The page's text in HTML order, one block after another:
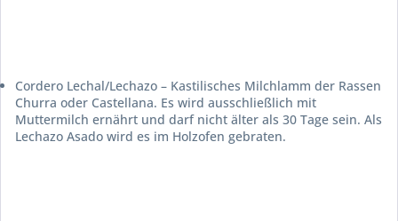
Cordero Lechal/Lechazo – Kastilisches Milchlamm der Rassen
Churra oder Castellana. Es wird ausschließlich mit
Muttermilch ernährt und darf nicht älter als 30 Tage sein. Als
Lechazo Asado wird es im Holzofen gebraten.